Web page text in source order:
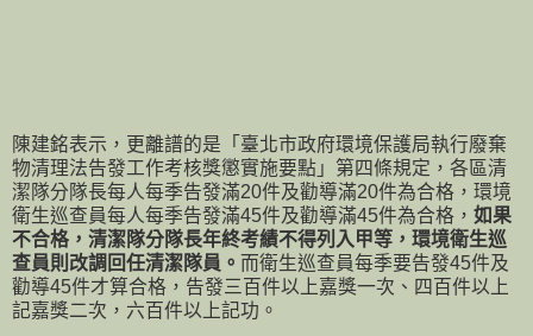
陳建銘表示，更離譜的是「臺北市政府環境保護局執行廢棄
物清理法告發工作考核獎懲實施要點」第四條規定，各區清
潔隊分隊長每人每季告發滿20件及勸導滿20件為合格，環境
衛生巡查員每人每季告發滿45件及勸導滿45件為合格， 如果
不合格，清潔隊分隊長年終考績不得列入甲等，環境衛生巡
查員則改調回任清潔隊員。 而衛生巡查員每季要告發45件及
勸導45件才算合格，告發三百件以上嘉獎一次、四百件以上
記嘉獎二次，六百件以上記功。